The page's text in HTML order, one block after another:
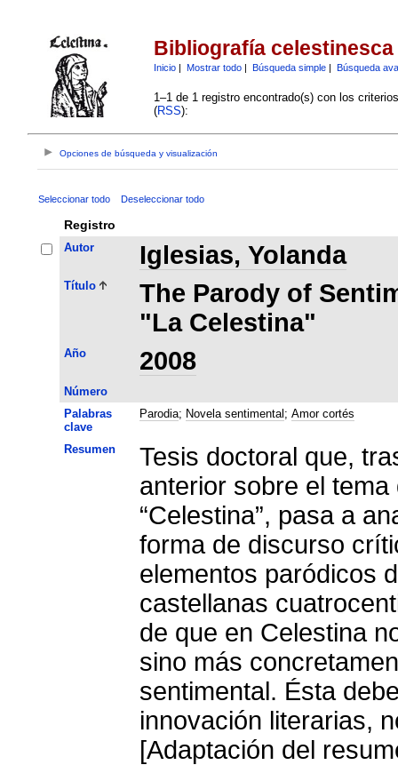
Bibliografía celestinesca
Inicio| Mostrar todo| Búsqueda simple| Búsqueda
1–1 de 1 registro encontrado(s) con los
(RSS):
Opciones de búsqueda y visualización
Seleccionar todo Deseleccionar todo
Registro
Autor Iglesias, Yolanda
Título
The Parody of
"La Celestina"
Año 2008
Número
Palabras
clave
Parodia; Novela sentimental ; Amor cortés
Resumen
Tesis doctoral que,
anterior sobre el
“Celestina”, pasa a
forma de discurso
elementos paródicos
castellanas
de que en Celestina
sino más
sentimental. Ésta
innovación literarias,
[Adaptación del